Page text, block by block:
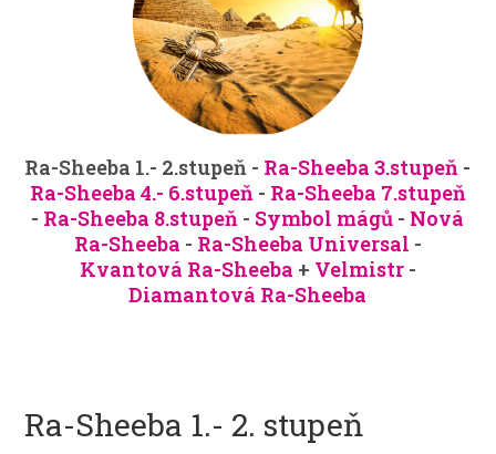
Ra-Sheeba 1.- 2.stupeň - Ra-Sheeba 3.stupeň -
Ra-Sheeba 4.- 6.stupeň- Ra-Sheeba 7.stupeň
- Ra-Sheeba 8.stupeň - Symbol mágů - Nová
Ra-Sheeba - Ra-Sheeba Universal -
Kvantová Ra-Sheeba + Velmistr-
Diamantová Ra-Sheeba
Ra-Sheeba 1.- 2. stupeň